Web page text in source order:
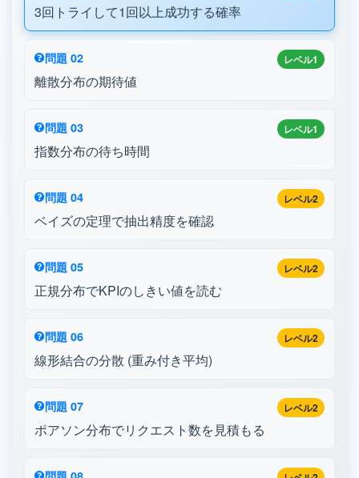
3回トライして1回以上成功する確率
レベル1
問題 02
離散分布の期待値
レベル1
問題 03
指数分布の待ち時間
レベル2
問題 04
ベイズの定理で抽出精度を確認
レベル2
問題 05
正規分布でKPIのしきい値を読む
レベル2
問題 06
線形結合の分散 (重み付き平均)
レベル2
問題 07
ポアソン分布でリクエスト数を見積もる